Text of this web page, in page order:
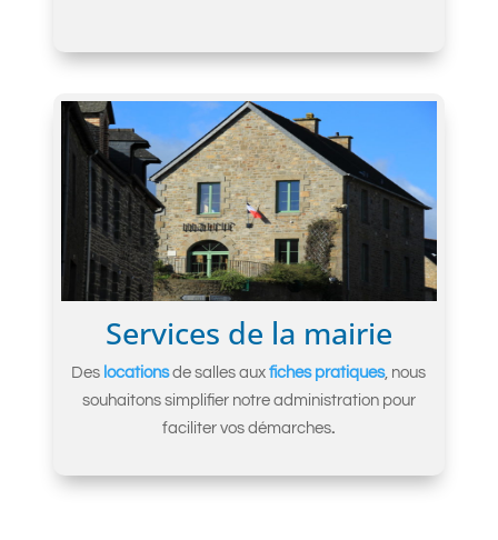
Services de la mairie
Des locations de salles auxfiches pratiques, nous
souhaitons simplifier notre administration pour
faciliter vos démarches.